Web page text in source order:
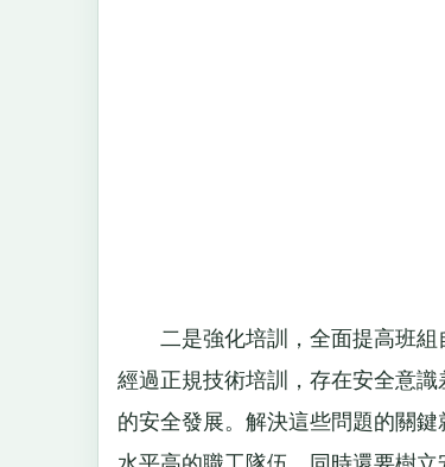
二是強化培訓，全面提高班組
經過正規技術培訓，存在安全意識
的安全發展。解決這些問題的關